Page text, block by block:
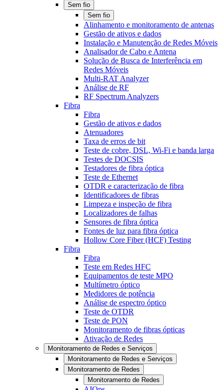
Sem fio
Sem fio
Alinhamento e monitoramento de antenas
Gestão de ativos e dados
Instalação e Manutenção de Redes Móveis
Analisador de Cabo e Antena
Solução de Busca de Interferência em
Redes Móveis
Multi-RAT Analyzer
Análise de RF
RF Spectrum Analyzers
Fibra
Fibra
Gestão de ativos e dados
Atenuadores
Taxa de erros de bit
Teste de cobre, DSL, Wi-Fi e banda larga
Testes de DOCSIS
Testadores de fibra óptica
Teste de Ethernet
OTDR e caracterização de fibra
Identificadores de fibras
Limpeza e inspeção de fibra
Localizadores de falhas
Sensores de fibra óptica
Fontes de luz para fibra óptica
Hollow Core Fiber (HCF) Testing
Fibra
Fibra
Teste em Redes HFC
Equipamentos de teste MPO
Multímetro óptico
Medidores de potência
Análise de espectro óptico
Teste de OTDR
Teste de PON
Monitoramento de fibras ópticas
Ativação de Redes
Monitoramento de Redes e Serviços
Monitoramento de Redes e Serviços
Monitoramento de Redes
Monitoramento de Redes